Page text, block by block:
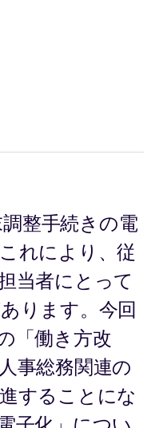
整手続きの電
れにより、従
当者にとって
ります。今回
「働き方改
事総務関連の
することにな